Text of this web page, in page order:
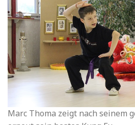
Marc Thoma zeigt nach seinem